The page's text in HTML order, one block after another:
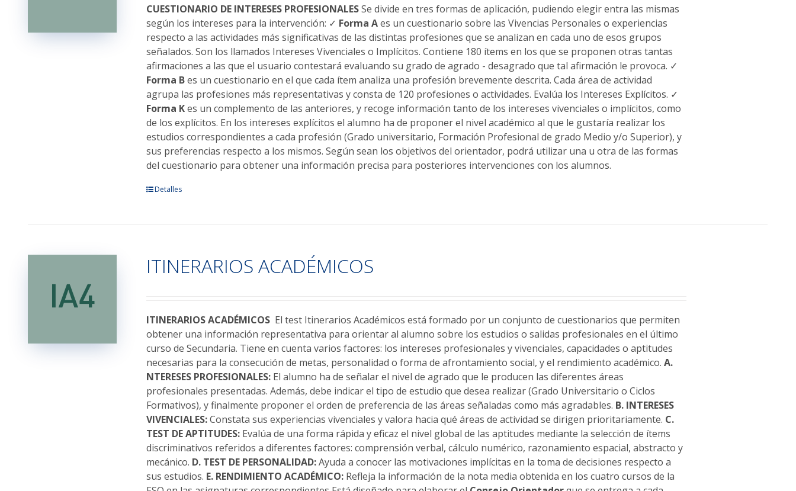
elegir
en
la
página
de
producto
CUESTIONARIO DE INTERESES PROFESIONALESSe divide en tres formas de aplicación, pudiendo elegir entra las mismas
según los intereses para la intervención: ✓ Forma Aes un cuestionario sobre las Vivencias Personales o experiencias
respecto a las actividades más significativas de las distintas profesiones que se analizan en cada uno de esos grupos
señalados. Son los llamados Intereses Vivenciales o Implícitos. Contiene 180 ítems en los que se proponen otras tantas
afirmaciones a las que el usuario contestará evaluando su grado de agrado - desagrado que tal afirmación le provoca. ✓
Forma Bes un cuestionario en el que cada ítem analiza una profesión brevemente descrita. Cada área de actividad
agrupa las profesiones más representativas y consta de 120 profesiones o actividades. Evalúa los Intereses Explícitos. ✓
Forma Kes un complemento de las anteriores, y recoge información tanto de los intereses vivenciales o implícitos, como
de los explícitos. En los intereses explícitos el alumno ha de proponer el nivel académico al que le gustaría realizar los
estudios correspondientes a cada profesión (Grado universitario, Formación Profesional de grado Medio y/o Superior), y
sus preferencias respecto a los mismos. Según sean los objetivos del orientador, podrá utilizar una u otra de las formas
del cuestionario para obtener una información precisa para posteriores intervenciones con los alumnos.
Este
Las
opciones
elegir
en
la
página
de
producto
Detalles
ITINERARIOS ACADÉMICOS
ITINERARIOS ACADÉMICOS El test Itinerarios Académicos está formado por un conjunto de cuestionarios que permiten
obtener una información representativa para orientar al alumno sobre los estudios o salidas profesionales en el último
curso de Secundaria. Tiene en cuenta varios factores: los intereses profesionales y vivenciales, capacidades o aptitudes
necesarias para la consecución de metas, personalidad o forma de afrontamiento social, y el rendimiento académico.A.
NTERESES PROFESIONALES: El alumno ha de señalar el nivel de agrado que le producen las diferentes áreas
profesionales presentadas. Además, debe indicar el tipo de estudio que desea realizar (Grado Universitario o Ciclos
Formativos), y finalmente proponer el orden de preferencia de las áreas señaladas como más agradables. B. INTERESES
VIVENCIALES:Constata sus experiencias vivenciales y valora hacia qué áreas de actividad se dirigen prioritariamente. C.
TEST DE APTITUDES: Evalúa de una forma rápida y eficaz el nivel global de las aptitudes mediante la selección de ítems
discriminativos referidos a diferentes factores: comprensión verbal, cálculo numérico, razonamiento espacial, abstracto y
mecánico. D. TEST DE PERSONALIDAD:Ayuda a conocer las motivaciones implícitas en la toma de decisiones respecto a
sus estudios. E. RENDIMIENTO ACADÉMICO: Refleja la información de la nota media obtenida en los cuatro cursos de la